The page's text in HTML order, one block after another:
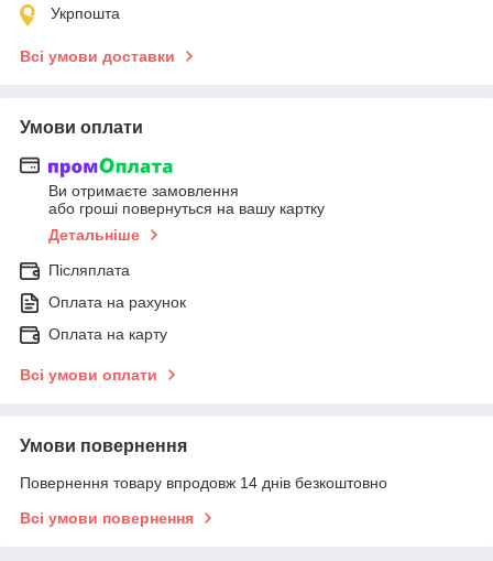
Укрпошта
Всі умови доставки
Умови оплати
Ви отримаєте замовлення
або гроші повернуться на вашу картку
Детальніше
Післяплата
Оплата на рахунок
Оплата на карту
Всі умови оплати
Умови повернення
Повернення товару впродовж 14 днів безкоштовно
Всі умови повернення